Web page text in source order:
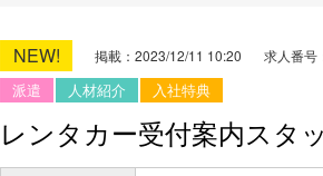
NEW! 掲載：2023/12/11 10:20 求人番号
派遣 人材紹介 入社特典
レンタカー受付案内スタ